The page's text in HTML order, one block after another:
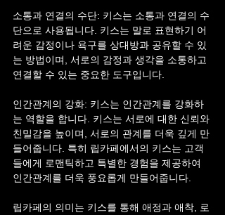
소통과 연결의 수단: 키스는 소통과 연결의 수
단으로 사용됩니다. 키스는 말로 표현하기 어
려운 감정이나 욕구를 상대방과 공유할 수 있
는 방법이며, 서로의 감정과 생각을 소통하고
연결할 수 있는 중요한 도구입니다.
인간관계의 강화: 키스는 인간관계를 강화하
는 역할을 합니다. 키스는 서로에 대한 신뢰와
친밀감을 높이며, 서로의 관계를 더욱 깊게 만
들어줍니다. 특히 립카페에서의 키스는 고객
들에게 로맨틱하고 특별한 경험을 제공하여
인간관계를 더욱 풍요롭게 만들어줍니다.
립카페의 의미는 키스를 통해 애정과 애착, 로